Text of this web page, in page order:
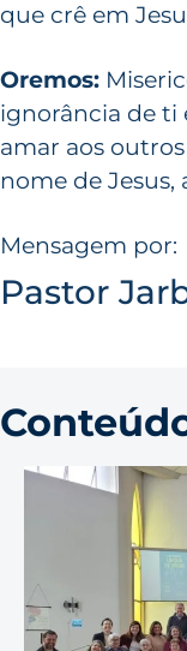
que crê em
Oremos:
ignorância de ti
amar aos
nome de Jesus,
Mensagem por:
Pastor